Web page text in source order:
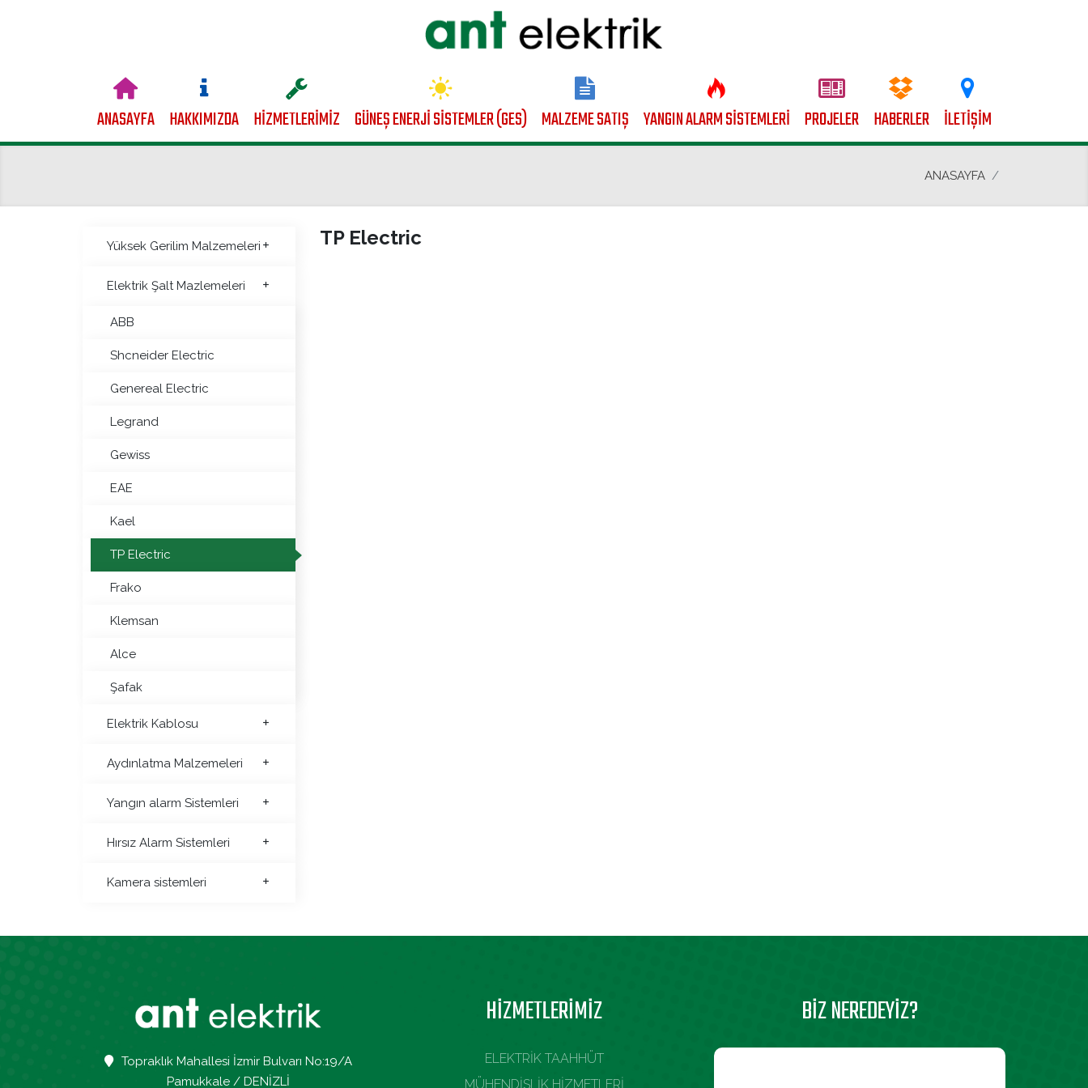
ANASAYFA HAKKIMIZDA HİZMETLERİMİZ GÜNEŞ ENERJİ SİSTEMLER (GES) MALZEME SATIŞ YANGIN ALARM SİSTEMLERİ PROJELER HABERLER İLETİŞİM
ANASAYFA
Yüksek Gerilim Malzemeleri
Elektrik Şalt Mazlemeleri
ABB
Shcneider Electric
Genereal Electric
Legrand
Gewiss
EAE
Kael
TP Electric
Frako
Klemsan
Alce
Şafak
Elektrik Kablosu
Aydınlatma Malzemeleri
Yangın alarm Sistemleri
Hırsız Alarm Sistemleri
Kamera sistemleri
TP Electric
Topraklık Mahallesi İzmir Bulvarı No:19/A
Pamukkale / DENİZLİ
HİZMETLERİMİZ
ELEKTRİK TAAHHÜT
MÜHENDİSLİK HİZMETLERİ
BIZ NEREDEYIZ?